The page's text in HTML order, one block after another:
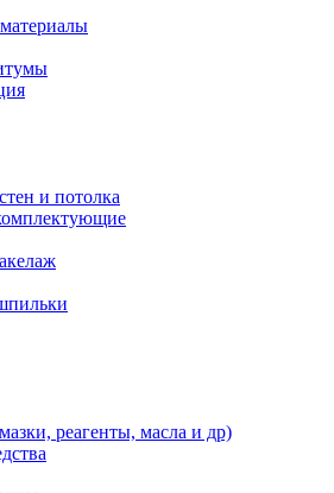
и потолка
реагенты, масла и др)